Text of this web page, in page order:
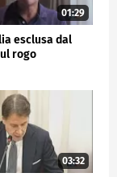
01:29
esclusa dal
rogo
03:32